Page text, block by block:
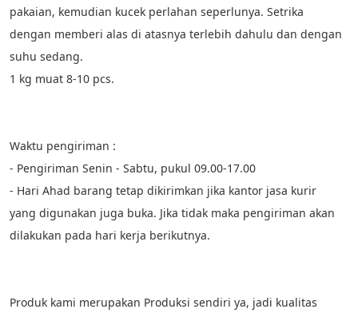
pakaian, kemudian kucek perlahan seperlunya. Setrika
dengan memberi alas di atasnya terlebih dahulu dan dengan
suhu sedang.
1 kg muat 8-10 pcs.
Waktu pengiriman :
- Pengiriman Senin - Sabtu, pukul 09.00-17.00
- Hari Ahad barang tetap dikirimkan jika kantor jasa kurir
yang digunakan juga buka. Jika tidak maka pengiriman akan
dilakukan pada hari kerja berikutnya.
Produk kami merupakan Produksi sendiri ya, jadi kualitas